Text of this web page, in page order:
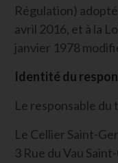
Régulation)
avril 2016, et à la
janvier 1978
Identité du
Le responsable
Le Cellier Saint-
3 Rue du Vau